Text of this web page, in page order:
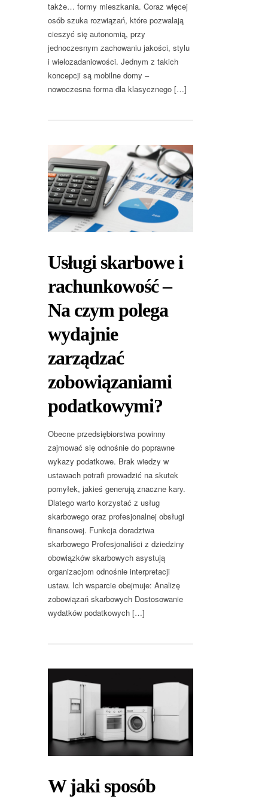
także… formy mieszkania. Coraz więcej
osób szuka rozwiązań, które pozwalają
cieszyć się autonomią, przy
jednoczesnym zachowaniu jakości, stylu
i wielozadaniowości. Jednym z takich
koncepcji są mobilne domy –
nowoczesna forma dla klasycznego […]
Usługi skarbowe i
rachunkowość –
Na czym polega
wydajnie
zarządzać
zobowiązaniami
podatkowymi?
Obecne przedsiębiorstwa powinny
zajmować się odnośnie do poprawne
wykazy podatkowe. Brak wiedzy w
ustawach potrafi prowadzić na skutek
pomyłek, jakieś generują znaczne kary.
Dlatego warto korzystać z usług
skarbowego oraz profesjonalnej obsługi
finansowej. Funkcja doradztwa
skarbowego Profesjonaliści z dziedziny
obowiązków skarbowych asystują
organizacjom odnośnie interpretacji
ustaw. Ich wsparcie obejmuje: Analizę
zobowiązań skarbowych Dostosowanie
wydatków podatkowych […]
W jaki sposób